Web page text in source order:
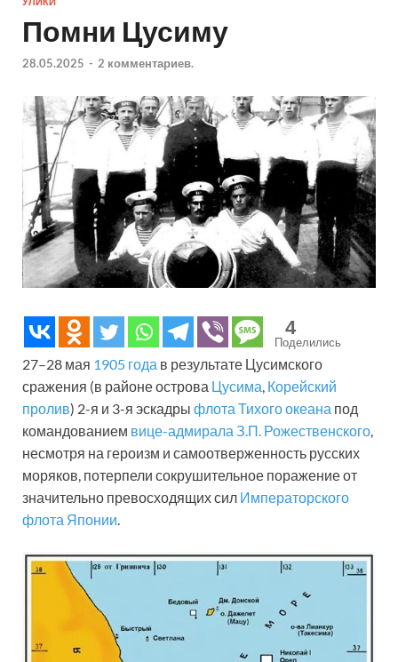
Помни Цусиму
28.05.2025 - 2 комментариев.
4
Поделились
27–28 мая 1905 года в результате Цусимского
сражения (в районе острова Цусима, Корейский
пролив) 2-я и 3-я эскадры флота Тихого океана под
командованием вице-адмирала З.П. Рожественского,
несмотря на героизм и самоотверженность русских
моряков, потерпели сокрушительное поражение от
значительно превосходящих сил Императорского
флота Японии.